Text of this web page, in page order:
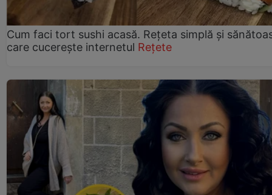
Cum faci tort sushi acasă. Rețeta simplă și
care cucerește internetul Rețete